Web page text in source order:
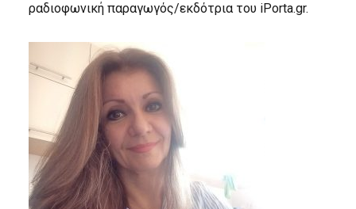
ραδιοφωνική παραγωγός/εκδότρια του iPorta.gr.